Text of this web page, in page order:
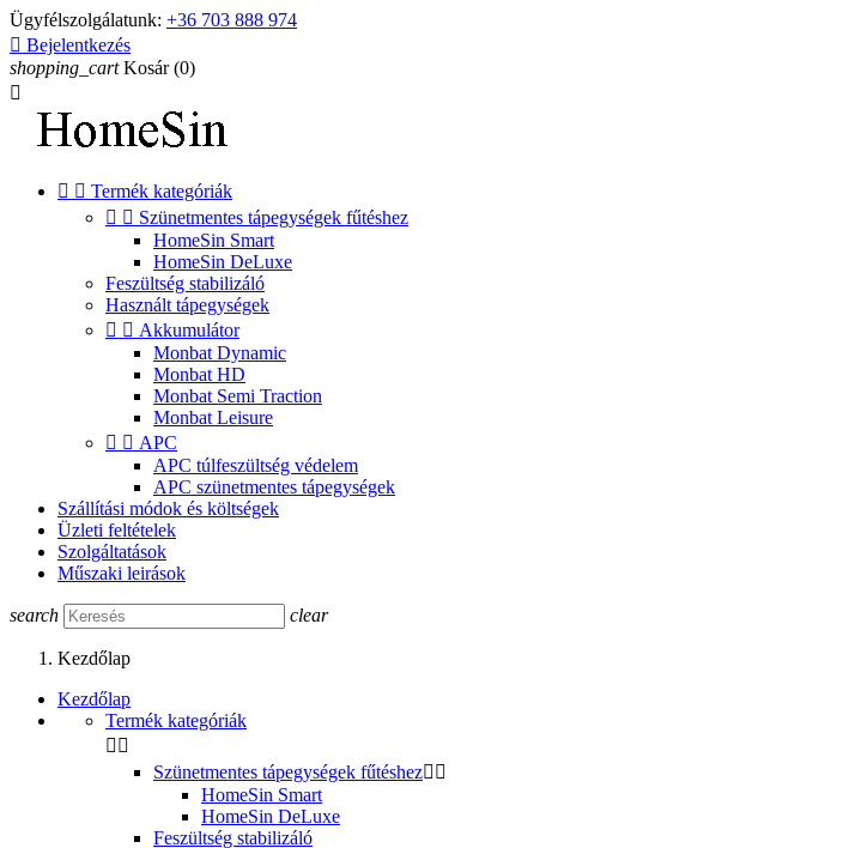
Ügyfélszolgálatunk: +36 703 888 974
 Bejelentkezés
shopping_cart Kosár (0)

  Termék kategóriák
  Szünetmentes tápegységek fűtéshez
HomeSin Smart
HomeSin DeLuxe
Feszültség stabilizáló
Használt tápegységek
  Akkumulátor
Monbat Dynamic
Monbat HD
Monbat Semi Traction
Monbat Leisure
  APC
APC túlfeszültség védelem
APC szünetmentes tápegységek
Szállítási módok és költségek
Üzleti feltételek
Szolgáltatások
Műszaki leirások
search clear
Kezdőlap
Kezdőlap
Termék kategóriák
 
Szünetmentes tápegységek fűtéshez 
HomeSin Smart
HomeSin DeLuxe
Feszültség stabilizáló